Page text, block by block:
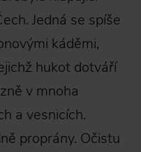
Jedná se spíše
káděmi,
hukot dotváří
v mnoha
a vesnicích.
proprány. Očistu